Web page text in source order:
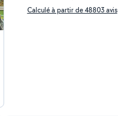
Calculé à partir de 48803 avis